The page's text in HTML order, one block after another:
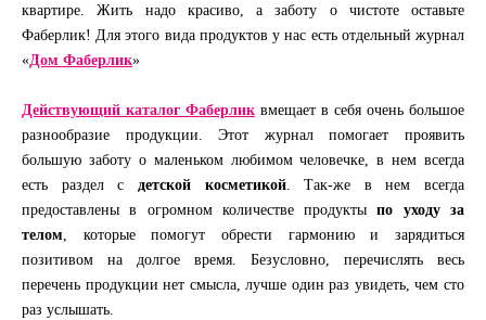
квартире. Жить надо красиво, а заботу о чистоте оставьте
Фаберлик! Для этого вида продуктов у нас есть отдельный журнал
«Дом Фаберлик»
Действующий каталог Фаберлик вмещает в себя очень большое
разнообразие продукции. Этот журнал помогает проявить
большую заботу о маленьком любимом человечке, в нем всегда
есть раздел с детской косметикой. Так-же в нем всегда
предоставлены в огромном количестве продуктыпо уходу за
телом , которые помогут обрести гармонию и зарядиться
позитивом на долгое время. Безусловно, перечислять весь
перечень продукции нет смысла, лучше один раз увидеть, чем сто
раз услышать.